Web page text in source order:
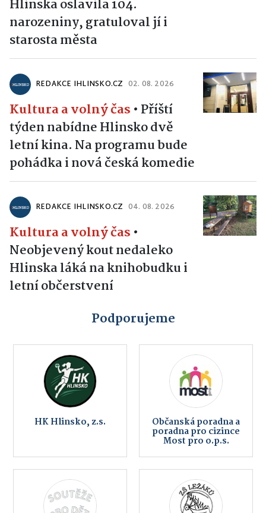
Hlinska oslavila 104.
narozeniny, gratuloval jí i
starosta města
REDAKCE IHLINSKO.CZ 02. 08. 2026
Kultura a volný čas • Příští
týden nabídne Hlinsko dvě
letní kina. Na programu bude
pohádka i nová česká komedie
REDAKCE IHLINSKO.CZ 04. 08. 2026
Kultura a volný čas •
Neobjevený kout nedaleko
Hlinska láká na knihobudku i
letní občerstvení
Podporujeme
HK Hlinsko, z.s. Občanská poradna a
poradna pro cizince
Most pro o.p.s.